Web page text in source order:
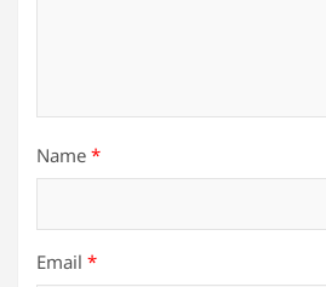
Name *
Email *